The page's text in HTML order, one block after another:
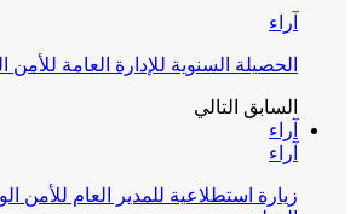
آراء
الحصيلة السنوية للإدارة العامة للأمن
السابق التالي
آراء
آراء
زيارة استطلاعية للمدير العام للأمن